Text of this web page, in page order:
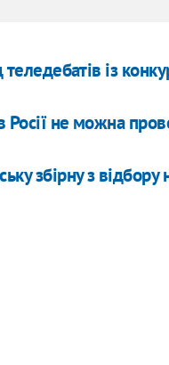
із
не можна
збірну з відбору